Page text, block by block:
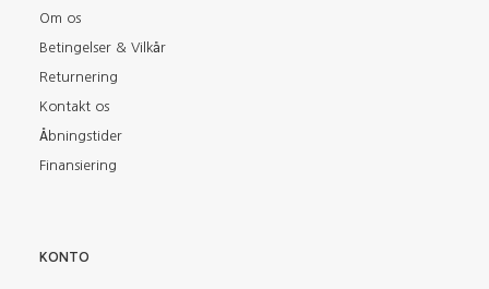
Om os
Betingelser & Vilkår
Returnering
Kontakt os
Åbningstider
Finansiering
KONTO